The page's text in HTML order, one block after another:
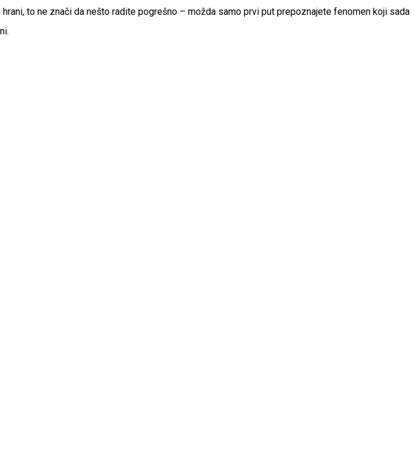
to ne znači da nešto radite pogrešno – možda samo prvi put prepoznajete fenomen koji sada